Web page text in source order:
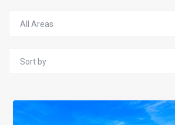
All Areas
Sort by